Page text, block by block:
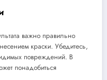
важно правильно
краски. Убедитесь,
повреждений. В
понадобиться